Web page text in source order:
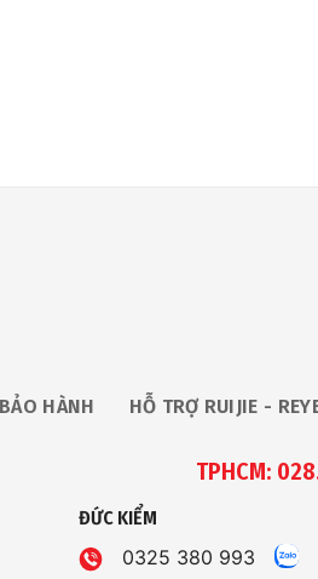
HÀNH HỖ TRỢ RUIJIE -
TPHCM:
ĐỨC KIỂM
0325 380 993